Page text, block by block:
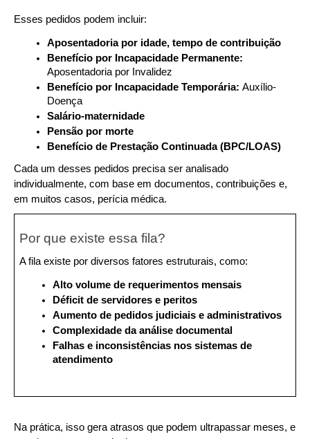
Esses pedidos podem incluir:
Aposentadoria por idade, tempo de contribuição
Aposentadoria por Invalidez
Benefício por Incapacidade Temporária: Auxílio-
Doença
Salário-maternidade
Pensão por morte
Benefício de Prestação Continuada (BPC/LOAS)
Cada um desses pedidos precisa ser analisado
individualmente, com base em documentos, contribuições e,
em muitos casos, perícia médica.
Por que existe essa fila?
A fila existe por diversos fatores estruturais, como:
Alto volume de requerimentos mensais
Déficit de servidores e peritos
Aumento de pedidos judiciais e administrativos
Complexidade da análise documental
Falhas e inconsistências nos sistemas de
atendimento
Na prática, isso gera atrasos que podem ultrapassar meses, e